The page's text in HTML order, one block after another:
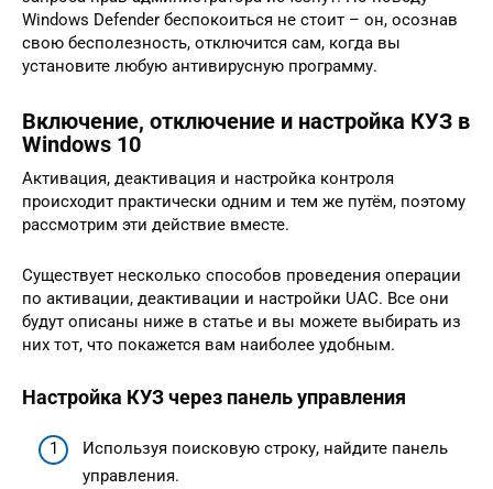
Windows Defender беспокоиться не стоит – он, осознав
свою бесполезность, отключится сам, когда вы
установите любую антивирусную программу.
Включение, отключение и настройка КУЗ в
Windows 10
Активация, деактивация и настройка контроля
происходит практически одним и тем же путём, поэтому
рассмотрим эти действие вместе.
Существует несколько способов проведения операции
по активации, деактивации и настройки UAC. Все они
будут описаны ниже в статье и вы можете выбирать из
них тот, что покажется вам наиболее удобным.
Настройка КУЗ через панель управления
Используя поисковую строку, найдите панель
управления.